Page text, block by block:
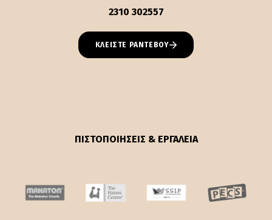
2310 302557
ΚΛΕΙΣΤΕ ΡΑΝΤΕΒΟΥ
ΠΙΣΤΟΠΟΙΗΣΕΙΣ & ΕΡΓΑΛΕΙΑ